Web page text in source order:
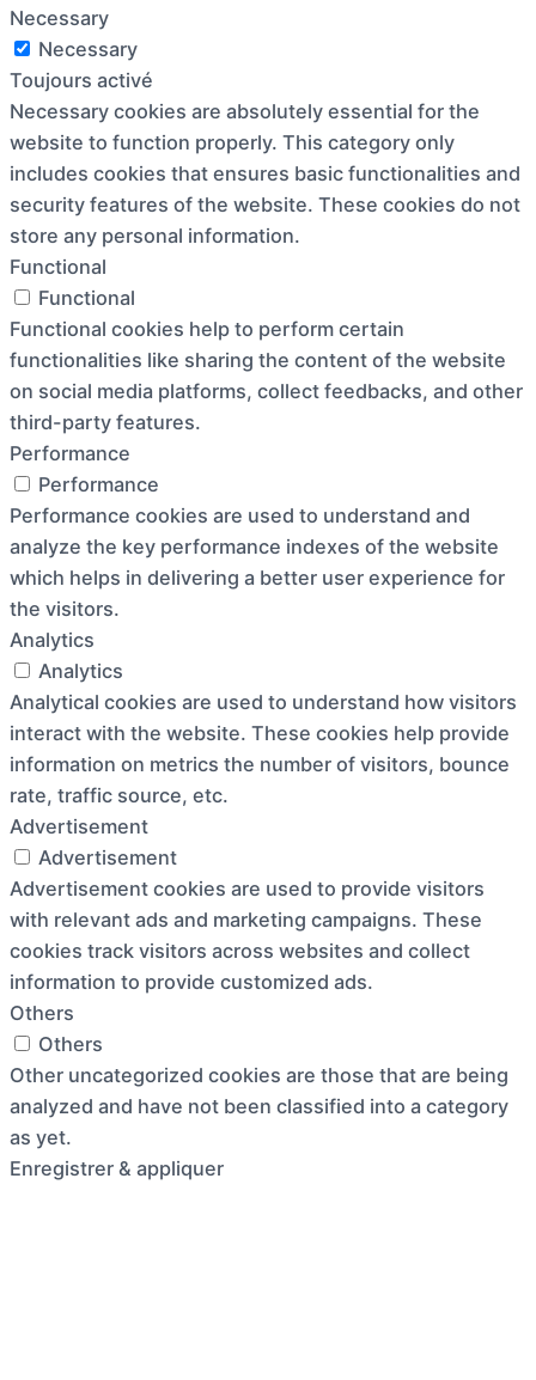
Necessary
Necessary
Toujours activé
Necessary cookies are absolutely essential for the
website to function properly. This category only
includes cookies that ensures basic functionalities and
security features of the website. These cookies do not
store any personal information.
Functional
Functional
Functional cookies help to perform certain
functionalities like sharing the content of the website
on social media platforms, collect feedbacks, and other
third-party features.
Performance
Performance
Performance cookies are used to understand and
analyze the key performance indexes of the website
which helps in delivering a better user experience for
the visitors.
Analytics
Analytics
Analytical cookies are used to understand how visitors
interact with the website. These cookies help provide
information on metrics the number of visitors, bounce
rate, traffic source, etc.
Advertisement
Advertisement
Advertisement cookies are used to provide visitors
with relevant ads and marketing campaigns. These
cookies track visitors across websites and collect
information to provide customized ads.
Others
Others
Other uncategorized cookies are those that are being
analyzed and have not been classified into a category
as yet.
Enregistrer & appliquer